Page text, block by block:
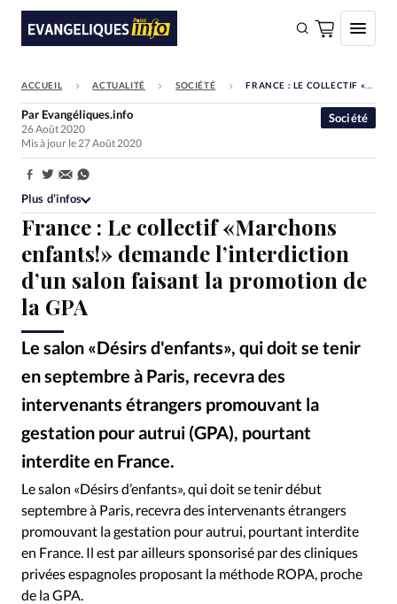
FAIRE UN DON
Faire un don
Société
Monde
Bible
Toute l'actualité
Se connecter
Devise:
CHF
RUBRIQUES
Bible Culture
Histoire Laicité
Liberté religieuse
Mission
Monde People
Société
ACCUEIL ACTUALITÉ SOCIÉTÉ FRANCE : LE COLLECTIF «MARCHONS ENFANTS!» DEMANDE L’INTERDICTION D’UN SALON FAISANT LA PROMOTION DE LA GPA
France : Le collectif «Marchons
enfants!» demande l’interdiction
d’un salon faisant la promotion de
la GPA
Le salon «Désirs d'enfants», qui doit se tenir
en septembre à Paris, recevra des
intervenants étrangers promouvant la
gestation pour autrui (GPA), pourtant
interdite en France.
Société
Par Evangéliques.info
26 Août 2020
Mis à jour le 27 Août 2020
Partager:
Plus d’infos
Le salon «Désirs d’enfants», qui doit se tenir début
septembre à Paris, recevra des intervenants étrangers
promouvant la gestation pour autrui, pourtant interdite
en France. Il est par ailleurs sponsorisé par des cliniques
privées espagnoles proposant la méthode ROPA, proche
de la GPA.